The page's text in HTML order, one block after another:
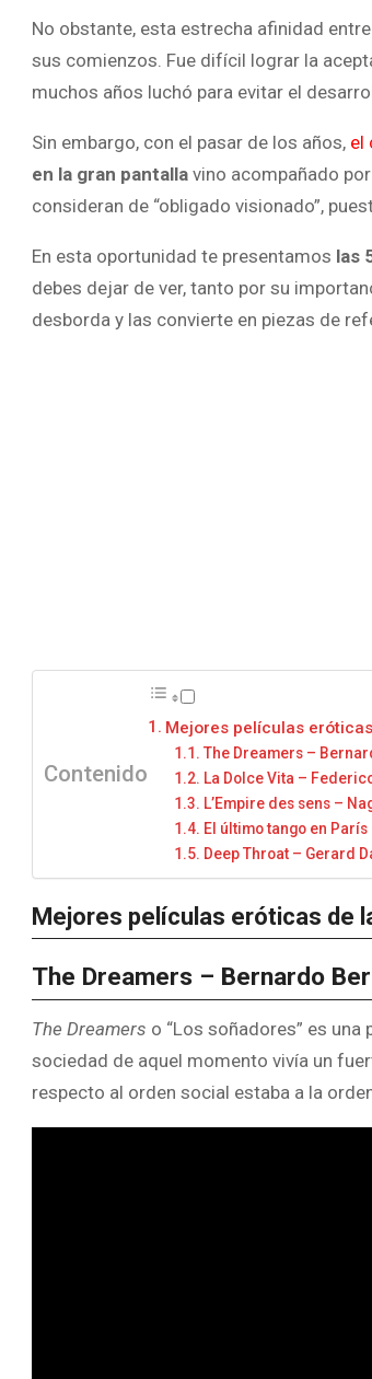
No obstante, esta estrecha afinidad
sus comienzos. Fue difícil lograr la
muchos años luchó para evitar el
Sin embargo, con el pasar de los años, el
en la gran pantalla vino acompañado
consideran de “obligado visionado”,
En esta oportunidad te presentamos las
debes dejar de ver, tanto por su
desborda y las convierte en piezas de
Contenido
Mejores películas
The Dreamers –
La Dolce Vita –
L’Empire des sens –
El último tango en
Deep Throat – Gerard
Mejores películas eróticas de
The Dreamers – Bernardo
The Dreamers o “Los soñadores” es
sociedad de aquel momento vivía un
respecto al orden social estaba a la